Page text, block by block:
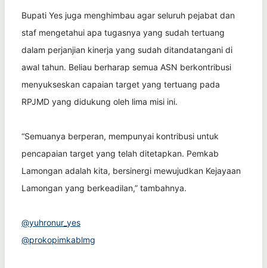
Bupati Yes juga menghimbau agar seluruh pejabat dan
staf mengetahui apa tugasnya yang sudah tertuang
dalam perjanjian kinerja yang sudah ditandatangani di
awal tahun. Beliau berharap semua ASN berkontribusi
menyukseskan capaian target yang tertuang pada
RPJMD yang didukung oleh lima misi ini.
“Semuanya berperan, mempunyai kontribusi untuk
pencapaian target yang telah ditetapkan. Pemkab
Lamongan adalah kita, bersinergi mewujudkan Kejayaan
Lamongan yang berkeadilan,” tambahnya.
@yuhronur_yes
@prokopimkablmg